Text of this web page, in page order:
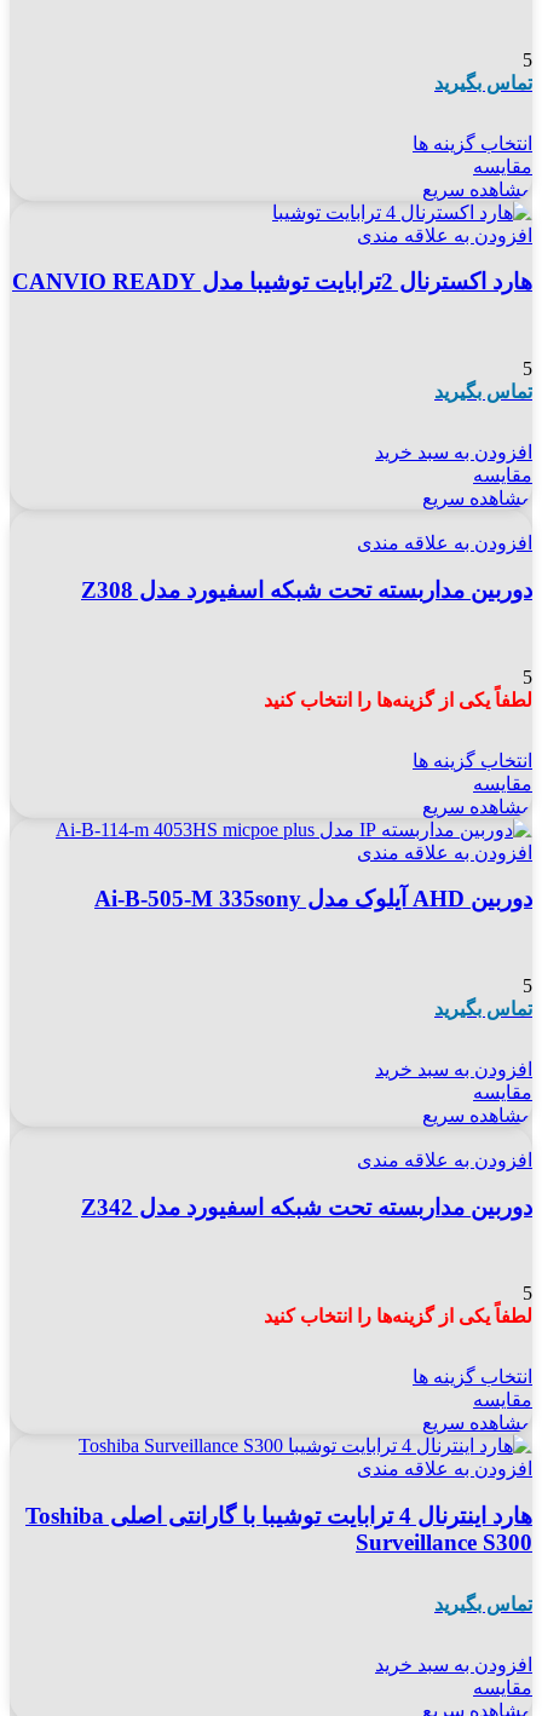
5
تماس بگیرید
انتخاب گزینه ها
مقایسه
مشاهده سریع
افزودن به علاقه مندی
هارد اکسترنال 2ترابایت توشیبا مدل CANVIO READY
5
تماس بگیرید
افزودن به سبد خرید
مقایسه
مشاهده سریع
افزودن به علاقه مندی
دوربین مداربسته تحت شبکه اسفیورد مدل Z308
5
لطفاً یکی از گزینه‌ها را انتخاب کنید
انتخاب گزینه ها
مقایسه
مشاهده سریع
افزودن به علاقه مندی
دوربین AHD آیلوک مدل Ai-B-505-M 335sony
5
تماس بگیرید
افزودن به سبد خرید
مقایسه
مشاهده سریع
افزودن به علاقه مندی
دوربین مداربسته تحت شبکه اسفیورد مدل Z342
5
لطفاً یکی از گزینه‌ها را انتخاب کنید
انتخاب گزینه ها
مقایسه
مشاهده سریع
افزودن به علاقه مندی
هارد اینترنال 4 ترابایت توشیبا با گارانتی اصلی Toshiba
Surveillance S300
تماس بگیرید
افزودن به سبد خرید
مقایسه
مشاهده سریع